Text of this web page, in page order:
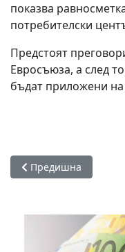
показва
потребителски
Предстоят
Евросъюза, а след
бъдат приложени
Предишна статия:
Предишна